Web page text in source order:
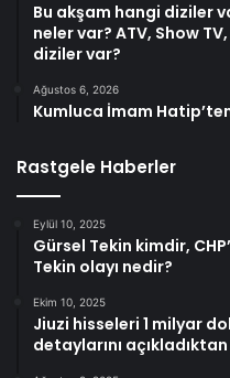
Bu akşam hangi diziler
neler var? ATV, Show
diziler var?
Ağustos 6, 2026
Kumluca İmam
Rastgele Haberler
Eylül 10, 2025
Gürsel Tekin kimdir,
Tekin olayı nedir?
Ekim 10, 2025
Jiuzi hisseleri 1 milyar
detaylarını